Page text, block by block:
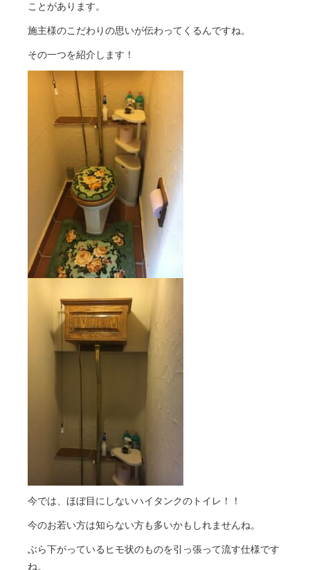
ことがあります。
施主様のこだわりの思いが伝わってくるんですね。
その一つを紹介します！
今では、ほぼ目にしないハイタンクのトイレ！！
今のお若い方は知らない方も多いかもしれませんね。
ぶら下がっているヒモ状のものを引っ張って流す仕様です
ね。